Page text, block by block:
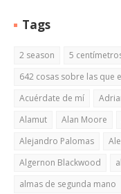
Tags
2 season
5
642 cosas sobre las que
Acuérdate de mí
Alamut
Alan Moore
Alejandro Palomas
Algernon Blackwood
almas de segunda mano